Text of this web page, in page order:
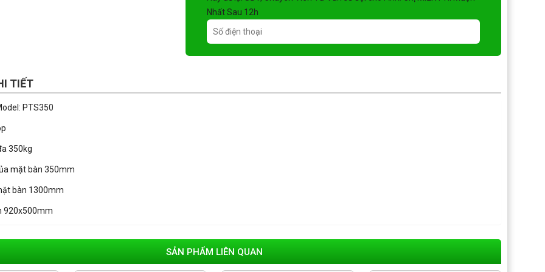
Nhất Sau 12h
TIẾT
PTS350
350kg
mặt bàn 350mm
bàn 1300mm
920x500mm
SẢN PHẨM LIÊN QUAN